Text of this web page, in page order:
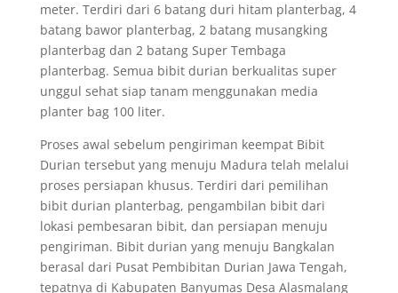
meter. Terdiri dari 6 batang duri hitam planterbag, 4
batang bawor planterbag, 2 batang musangking
planterbag dan 2 batang Super Tembaga
planterbag. Semua bibit durian berkualitas super
unggul sehat siap tanam menggunakan media
planter bag 100 liter.
Proses awal sebelum pengiriman keempat Bibit
Durian tersebut yang menuju Madura telah melalui
proses persiapan khusus. Terdiri dari pemilihan
bibit durian planterbag, pengambilan bibit dari
lokasi pembesaran bibit, dan persiapan menuju
pengiriman. Bibit durian yang menuju Bangkalan
berasal dari Pusat Pembibitan Durian Jawa Tengah,
tepatnya di Kabupaten Banyumas Desa Alasmalang